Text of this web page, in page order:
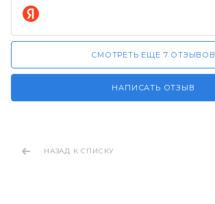
СМОТРЕТЬ ЕЩЕ 7 ОТЗЫВОВ
НАПИСАТЬ ОТЗЫВ
НАЗАД К СПИСКУ